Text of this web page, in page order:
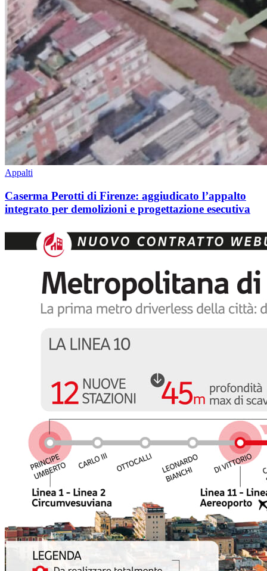
Appalti
Caserma Perotti di Firenze: aggiudicato l’appalto
integrato per demolizioni e progettazione esecutiva